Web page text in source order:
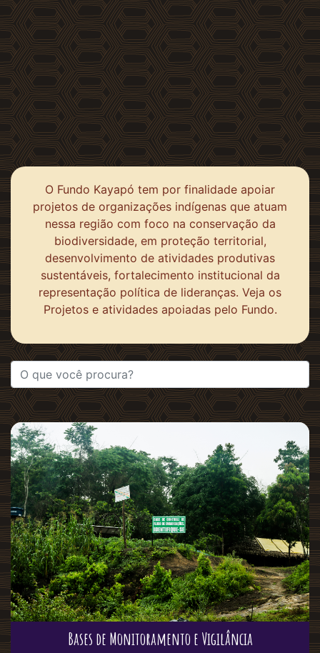
O Fundo Kayapó tem por finalidade apoiar
projetos de organizações indígenas que atuam
nessa região com foco na conservação da
biodiversidade, em proteção territorial,
desenvolvimento de atividades produtivas
sustentáveis, fortalecimento institucional da
representação política de lideranças. Veja os
Projetos e atividades apoiadas pelo Fundo.
Bases de Monitoramento e Vigilância